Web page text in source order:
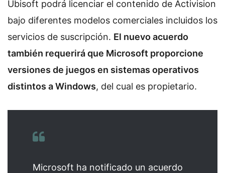
Ubisoft podrá licenciar el contenido de Activision
bajo diferentes modelos comerciales incluidos los
servicios de suscripción. El nuevo acuerdo
también requerirá que Microsoft proporcione
versiones de juegos en sistemas operativos
distintos a Windows, del cual es propietario.
Microsoft ha notificado un acuerdo